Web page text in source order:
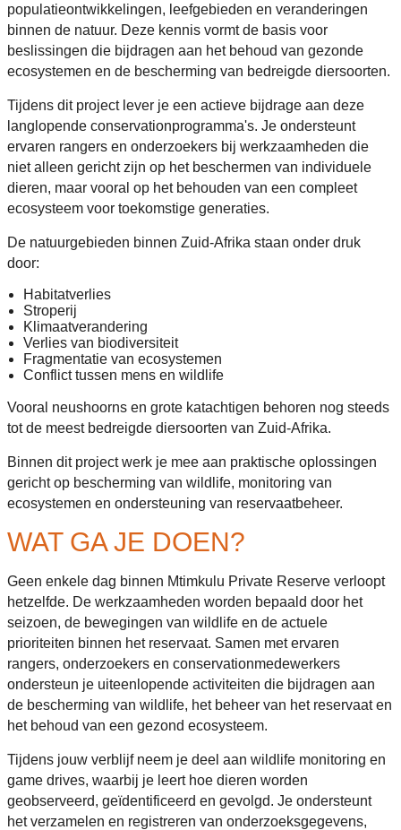
populatieontwikkelingen, leefgebieden en veranderingen
binnen de natuur. Deze kennis vormt de basis voor
beslissingen die bijdragen aan het behoud van gezonde
ecosystemen en de bescherming van bedreigde diersoorten.
Tijdens dit project lever je een actieve bijdrage aan deze
langlopende conservationprogramma's. Je ondersteunt
ervaren rangers en onderzoekers bij werkzaamheden die
niet alleen gericht zijn op het beschermen van individuele
dieren, maar vooral op het behouden van een compleet
ecosysteem voor toekomstige generaties.
De natuurgebieden binnen Zuid-Afrika staan onder druk
door:
Habitatverlies
Stroperij
Klimaatverandering
Verlies van biodiversiteit
Fragmentatie van ecosystemen
Conflict tussen mens en wildlife
Vooral neushoorns en grote katachtigen behoren nog steeds
tot de meest bedreigde diersoorten van Zuid-Afrika.
Binnen dit project werk je mee aan praktische oplossingen
gericht op bescherming van wildlife, monitoring van
ecosystemen en ondersteuning van reservaatbeheer.
WAT GA JE DOEN?
Geen enkele dag binnen Mtimkulu Private Reserve verloopt
hetzelfde. De werkzaamheden worden bepaald door het
seizoen, de bewegingen van wildlife en de actuele
prioriteiten binnen het reservaat. Samen met ervaren
rangers, onderzoekers en conservationmedewerkers
ondersteun je uiteenlopende activiteiten die bijdragen aan
de bescherming van wildlife, het beheer van het reservaat en
het behoud van een gezond ecosysteem.
Tijdens jouw verblijf neem je deel aan wildlife monitoring en
game drives, waarbij je leert hoe dieren worden
geobserveerd, geïdentificeerd en gevolgd. Je ondersteunt
het verzamelen en registreren van onderzoeksgegevens,